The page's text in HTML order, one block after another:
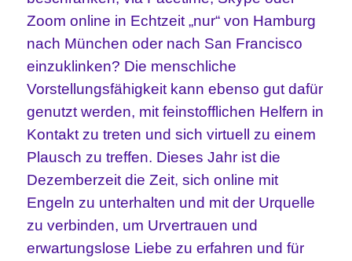
Zoom online in Echtzeit „nur“ von Hamburg
nach München oder nach San Francisco
einzuklinken? Die menschliche
Vorstellungsfähigkeit kann ebenso gut dafür
genutzt werden, mit feinstofflichen Helfern in
Kontakt zu treten und sich virtuell zu einem
Plausch zu treffen. Dieses Jahr ist die
Dezemberzeit die Zeit, sich online mit
Engeln zu unterhalten und mit der Urquelle
zu verbinden, um Urvertrauen und
erwartungslose Liebe zu erfahren und für